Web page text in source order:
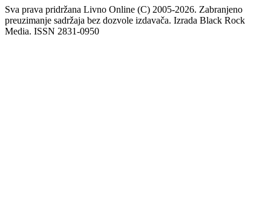
Sva prava pridržana Livno Online (C) 2005-2026. Zabranjeno
preuzimanje sadržaja bez dozvole izdavača. Izrada Black Rock
Media. ISSN 2831-0950